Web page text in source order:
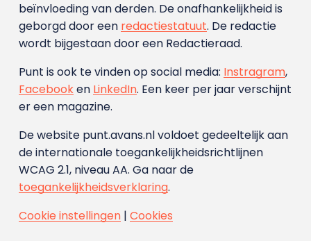
beïnvloeding van derden. De onafhankelijkheid is
geborgd door een redactiestatuut. De redactie
wordt bijgestaan door een Redactieraad.
Punt is ook te vinden op social media: Instragram,
Facebooken LinkedIn. Een keer per jaar verschijnt
er een magazine.
De website punt.avans.nl voldoet gedeeltelijk aan
de internationale toegankelijkheidsrichtlijnen
WCAG 2.1, niveau AA. Ga naar de
toegankelijkheidsverklaring.
Cookie instellingen| Cookies